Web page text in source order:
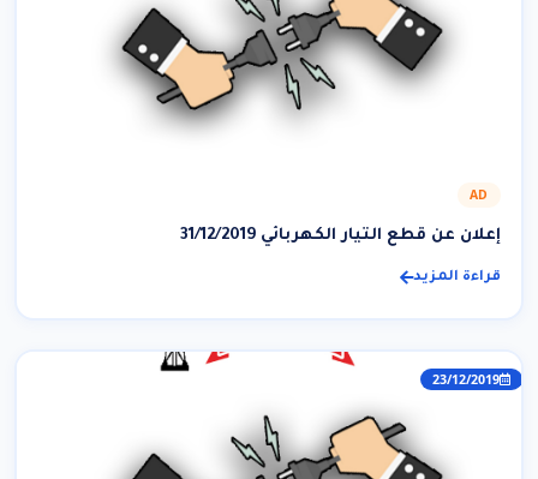
AD
إعلان عن قطع التيار الكهربائي 31/12/2019
قراءة المزيد
23/12/2019